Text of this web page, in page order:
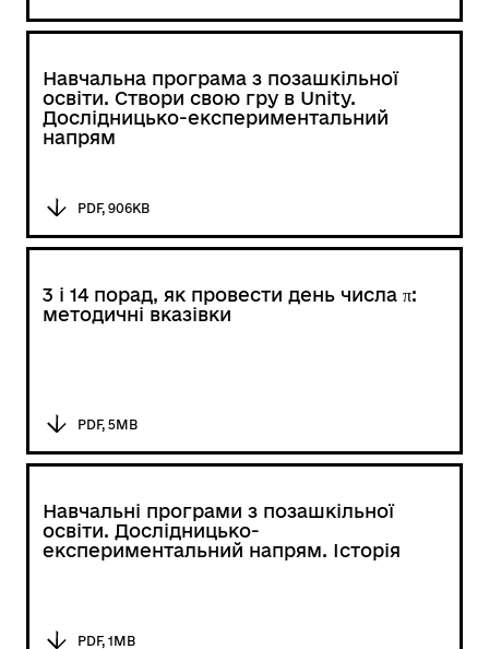
Навчальна програма з позашкільної
освіти. Створи свою гру в Unity.
Дослідницько-експериментальний
напрям
PDF, 906KB
3 і 14 порад, як провести день числа π:
методичні вказівки
PDF, 5MB
Навчальні програми з позашкільної
освіти. Дослідницько-
експериментальний напрям. Історія
PDF, 1MB